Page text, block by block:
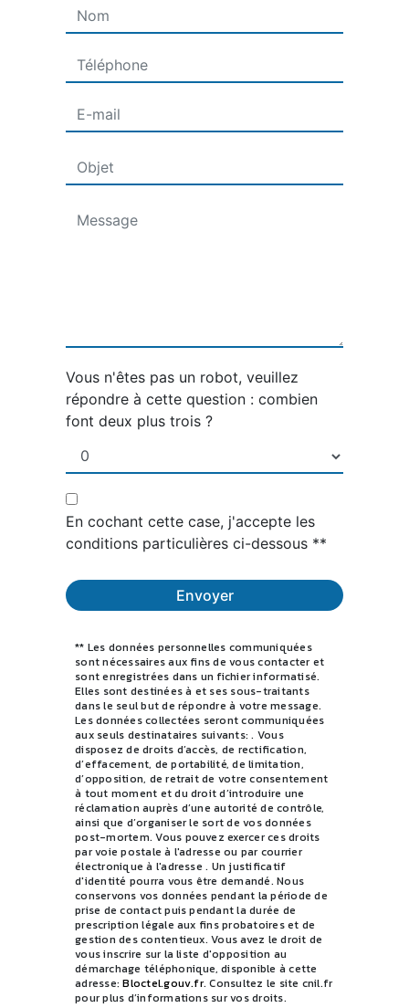
Vous n'êtes pas un robot, veuillez
répondre à cette question : combien
font deux plus trois ?
En cochant cette case, j'accepte les
conditions particulières ci-dessous **
Envoyer
** Les données personnelles communiquées
sont nécessaires aux fins de vous contacter et
sont enregistrées dans un fichier informatisé.
Elles sont destinées à et ses sous-traitants
dans le seul but de répondre à votre message.
Les données collectées seront communiquées
aux seuls destinataires suivants: . Vous
disposez de droits d’accès, de rectification,
d’effacement, de portabilité, de limitation,
d’opposition, de retrait de votre consentement
à tout moment et du droit d’introduire une
réclamation auprès d’une autorité de contrôle,
ainsi que d’organiser le sort de vos données
post-mortem. Vous pouvez exercer ces droits
par voie postale à l'adresse ou par courrier
électronique à l'adresse . Un justificatif
d'identité pourra vous être demandé. Nous
conservons vos données pendant la période de
prise de contact puis pendant la durée de
prescription légale aux fins probatoires et de
gestion des contentieux. Vous avez le droit de
vous inscrire sur la liste d'opposition au
démarchage téléphonique, disponible à cette
adresse:Bloctel.gouv.fr. Consultez le site cnil.fr
pour plus d’informations sur vos droits.